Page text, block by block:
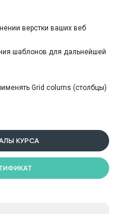
верстки ваших веб
шаблонов для дальнейшей
Grid colums (столбцы)
возможности объединения
правил justify-items и
ячейках.
КУРСА